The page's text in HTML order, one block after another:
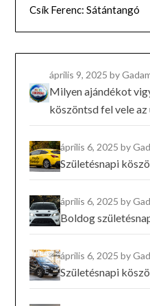
Csík Ferenc: Sátántangó
április 9, 2025 by
Milyen ajándékot
köszöntsd fel vele az
április 6, 2025by
Születésnapi
április 6, 2025by
Boldog
április 6, 2025by
Születésnapi